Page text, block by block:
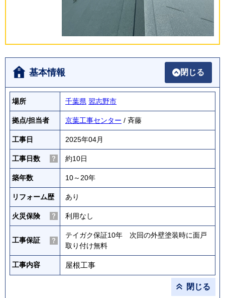
基本情報 閉じる
場所 千葉県 習志野市
拠点/担当者 京葉工事センター / 斉藤
工事日 2025年04月
工事日数 約10日
築年数 10～20年
リフォーム歴 あり
火災保険 利用なし
工事保証
テイガク保証10年 次回の外壁塗装時に面戸
取り付け無料
工事内容 屋根工事
閉じる